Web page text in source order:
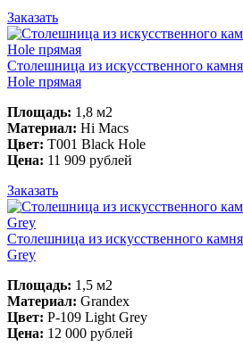
Заказать
Столешница из искусственного
Hole прямая
Площадь: 1,8 м2
Материал: Hi Macs
Цвет: T001 Black Hole
Цена: 11 909 рублей
Заказать
Столешница из искусственного
Grey
Площадь: 1,5 м2
Материал: Grandex
Цвет: P-109 Light Grey
Цена: 12 000 рублей